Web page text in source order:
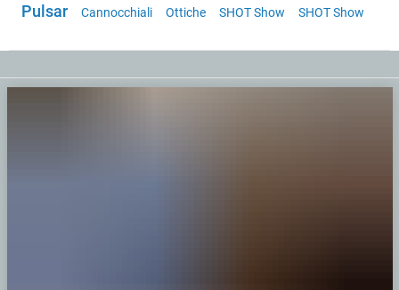
Pulsar Cannocchiali Ottiche SHOT Show SHOT Show